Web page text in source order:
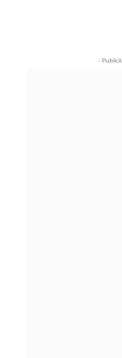
-